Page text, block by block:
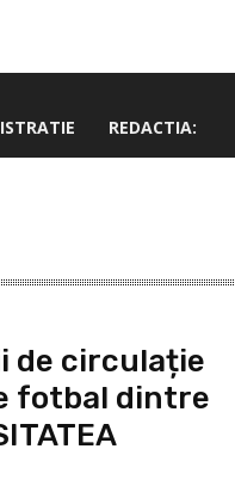
REDACTIA:
de circulație
fotbal dintre